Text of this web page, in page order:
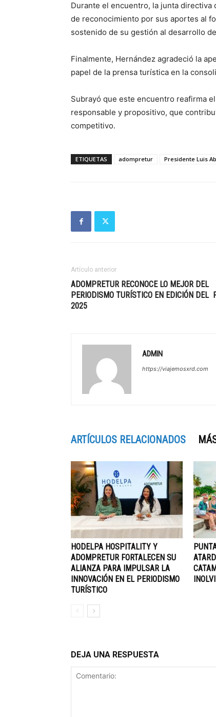
Durante el encuentro, la junta
de reconocimiento por sus aportes al
sostenido de su gestión al desarrollo
Finalmente, Hernández agradeció la
papel de la prensa turística en la
Subrayó que este encuentro reafirma
responsable y propositivo, que
competitivo.
ETIQUETAS adompretur Presidente Luis
Artículo anterior
ADOMPRETUR RECONOCE LO MEJOR DEL
PERIODISMO TURÍSTICO EN EDICIÓN DEL
2025
ADMIN
https://viajemosxrd.com
ARTÍCULOS RELACIONADOS
HODELPA HOSPITALITY Y
ADOMPRETUR FORTALECEN SU
ALIANZA PARA IMPULSAR LA
INNOVACIÓN EN EL PERIODISMO
TURÍSTICO
DEJA UNA RESPUESTA